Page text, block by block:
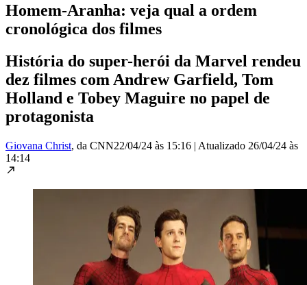
Homem-Aranha: veja qual a ordem
cronológica dos filmes
História do super-herói da Marvel rendeu
dez filmes com Andrew Garfield, Tom
Holland e Tobey Maguire no papel de
protagonista
Giovana Christ, da CNN22/04/24 às 15:16 | Atualizado 26/04/24 às
14:14